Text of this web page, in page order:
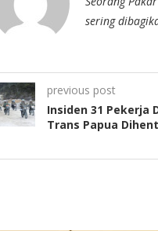
sering
previous post
Insiden 31 Pekerja
Trans Papua